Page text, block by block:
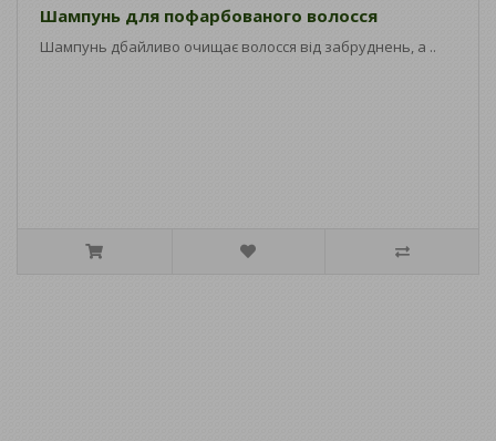
Шампунь для пофарбованого волосся
Шампунь дбайливо очищає волосся від забруднень, а ..